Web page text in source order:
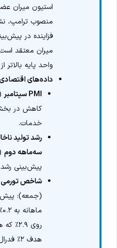
استیون میران
منصوب ترامپ،
فزاینده در
واحد پایه
داده‌های
PMI سپتامبر
کاهش در
خدمات.
سه‌ماهه دوم
پیش‌بینی رشد
شاخص تورمی PCE آگوست
(جمعه):
روی
هدف ۲٪ فدرال رزرو است.